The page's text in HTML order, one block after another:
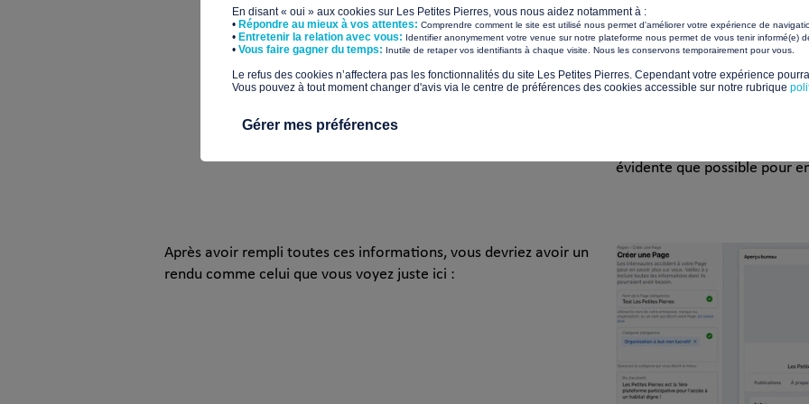
Étant donné que sur
informations recherchées, il
De plus, assurez-vous de
évidente que possible pour
Après avoir rempli toutes ces informations, vous devriez avoir un
rendu comme celui que vous voyez juste ici :
En disant « oui » aux cookies sur Les Petites Pierres, vous nous aidez notamment à :
• Répondre au mieux à vos attentes: Comprendre comment le site est utilisé nous permet d'améliorer votre expérience de
• Entretenir la relation avec vous: Identifier anonymement votre venue sur notre plateforme nous permet de vous tenir informé(e)
​• Vous faire gagner du temps: Inutile de retaper vos identifiants à chaque visite. Nous les conservons temporairement pour vous.
​Le refus des cookies n’affectera pas les fonctionnalités du site Les Petites Pierres. Cependant votre expérience
Vous pouvez à tout moment changer d'avis via le centre de préférences des cookies accessible sur notre rubrique
Gérer mes préférences